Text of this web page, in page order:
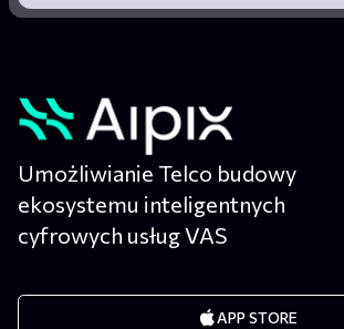
Umożliwianie Telco budowy
ekosystemu inteligentnych
cyfrowych usług VAS
APP STORE